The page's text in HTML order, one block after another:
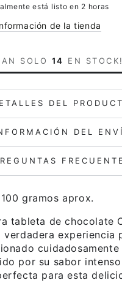
está listo en 2 horas
de la tienda
SOLO 14 EN STOCK!
DEL
DEL
100 gramos aprox.
tableta de chocolate
verdadera experiencia
por su sabor
para esta